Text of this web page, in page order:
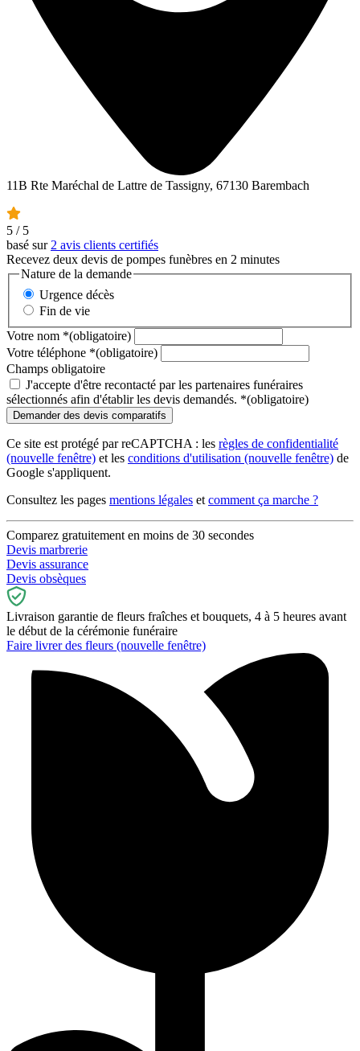
11B Rte Maréchal de Lattre de Tassigny, 67130 Barembach
5 / 5
basé sur 2 avis clients certifiés
Recevez deux devis de pompes funèbres en 2 minutes
Nature de la demande
Urgence décès
Fin de vie
Votre nom *(obligatoire)
Votre téléphone *(obligatoire)
Champs obligatoire
J'accepte d'être recontacté par les partenaires funéraires
sélectionnés afin d'établir les devis demandés. *(obligatoire)
Ce site est protégé par reCAPTCHA : les règles de confidentialité
(nouvelle fenêtre) et les conditions d'utilisation (nouvelle fenêtre) de
Google s'appliquent.
Consultez les pages mentions légales et comment ça marche ?
Comparez gratuitement en moins de 30 secondes
Devis marbrerie
Devis assurance
Devis obsèques
Livraison garantie de fleurs fraîches et bouquets, 4 à 5 heures avant
le début de la cérémonie funéraire
Faire livrer des fleurs (nouvelle fenêtre)